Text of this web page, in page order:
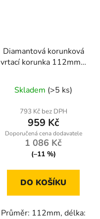
Diamantová korunková
vrtací korunka 112mm x
mokro
Skladem (>5 ks)
793 Kč bez DPH
959 Kč
1 086 Kč
(–11 %)
DO KOŠÍKU
Průměr: 112mm, délka: